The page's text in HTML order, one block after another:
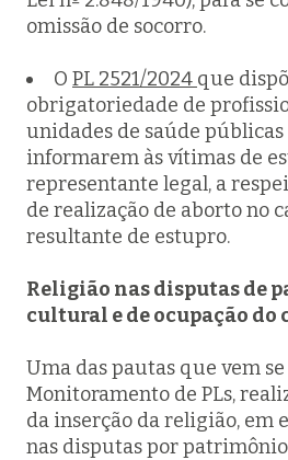
omissão de socorro.
O PL 2521/2024 que
obrigatoriedade de
unidades de saúde
informarem às vítimas de
representante legal, a
de realização de aborto no
resultante de estupro.
Religião nas disputas de
cultural e de ocupação
Uma das pautas que vem
Monitoramento de PLs,
da inserção da religião, em
nas disputas por